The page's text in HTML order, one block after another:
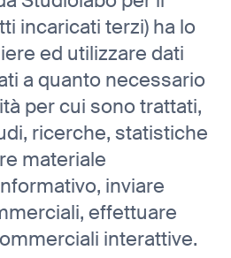
incaricati terzi) ha lo
ed utilizzare dati
a quanto necessario
per cui sono trattati,
ricerche, statistiche
materiale
inviare
effettuare
interattive.